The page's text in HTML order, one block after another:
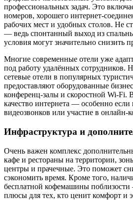
профессиональных задач. Это
номеров, хорошего интернет-
рабочих мест и удобных столов. Не
— ведь спонтанный выход из
условия могут значительно снизить
Многие современные отели уже
под работу удалённых сотрудников.
сетевые отели в популярных
предоставляют оборудованные
конференц-залы и скоростной Wi-Fi.
качество интернета — особенно если
видеозвонков или участие в онлайн-
Инфраструктура и
Очень важен комплекс
кафе и рестораны на территории,
центры и прачечные. Это поможет
сэкономить время. Кроме того,
бесплатной кофемашины
плюсы для тех, кто ценит комфорт и